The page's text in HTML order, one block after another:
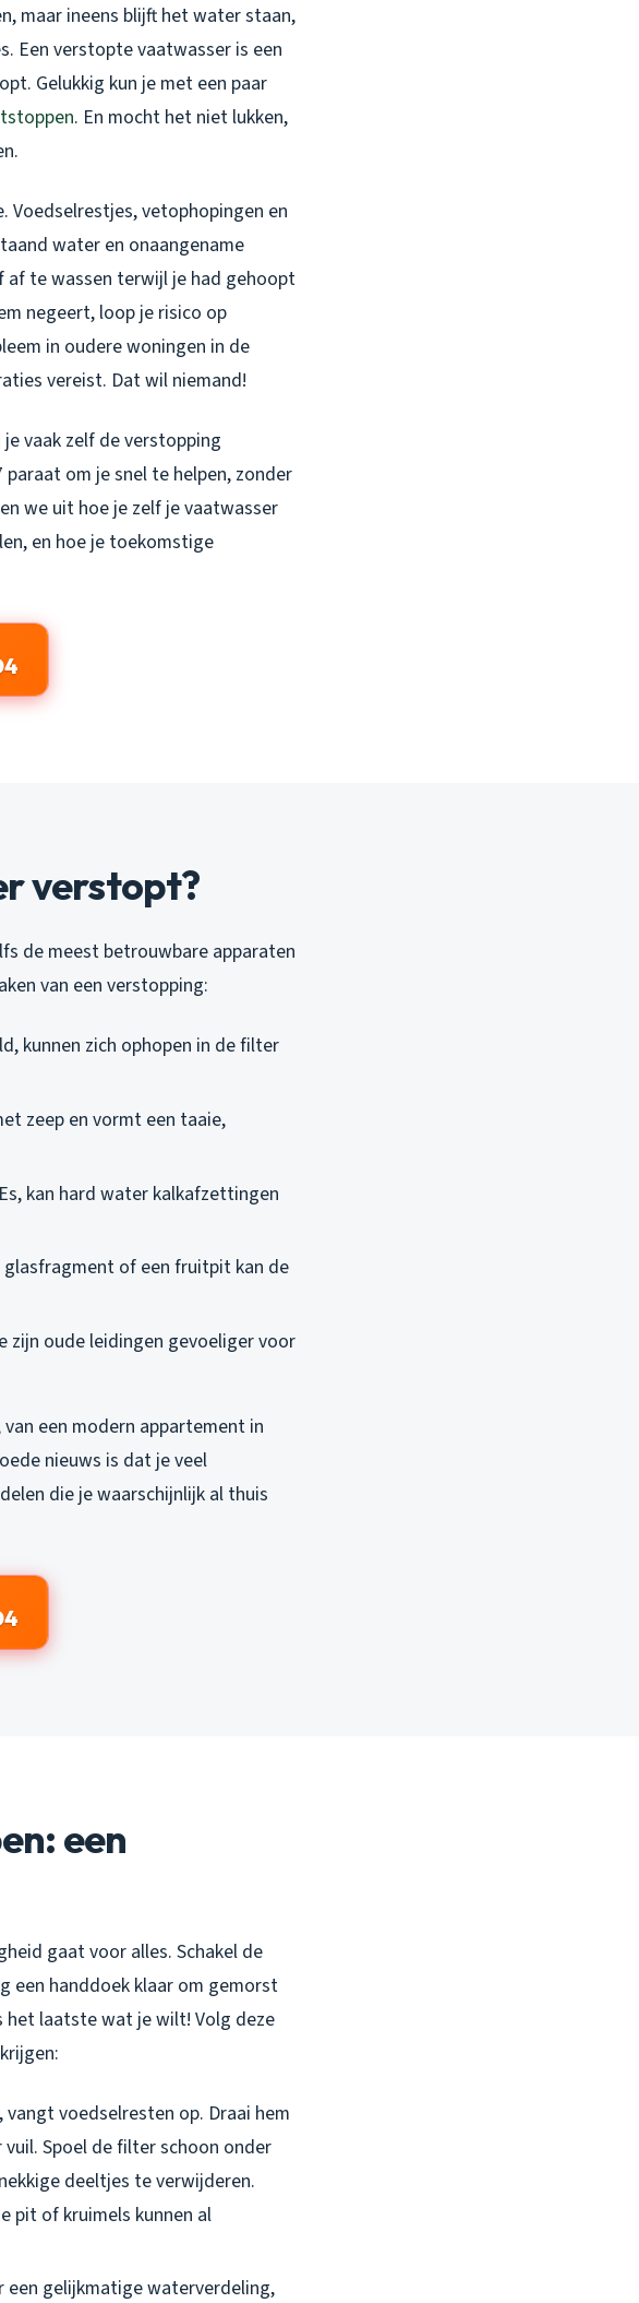
maar ineens blijft het water staan,
Een verstopte vaatwasser is een
Gelukkig kun je met een paar
. En mocht het niet lukken,
Voedselrestjes, vetophopingen en
water en onaangename
af te wassen terwijl je had gehoopt
negeert, loop je risico op
in oudere woningen in de
vereist. Dat wil niemand!
vaak zelf de verstopping
om je snel te helpen, zonder
we uit hoe je zelf je vaatwasser
en hoe je toekomstige
verstopt?
de meest betrouwbare apparaten
van een verstopping:
kunnen zich ophopen in de filter
zeep en vormt een taaie,
kan hard water kalkafzettingen
glasfragment of een fruitpit kan de
zijn oude leidingen gevoeliger voor
een modern appartement in
nieuws is dat je veel
die je waarschijnlijk al thuis
een
gaat voor alles. Schakel de
een handdoek klaar om gemorst
het laatste wat je wilt! Volg deze
voedselresten op. Draai hem
Spoel de filter schoon onder
deeltjes te verwijderen.
pit of kruimels kunnen al
een gelijkmatige waterverdeling,